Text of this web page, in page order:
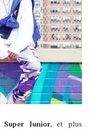
Super Junior, et plus